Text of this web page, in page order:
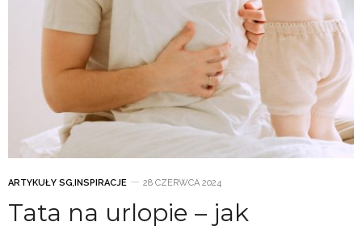
ARTYKUŁY SG,INSPIRACJE 28 CZERWCA 2024
Tata na urlopie – jak